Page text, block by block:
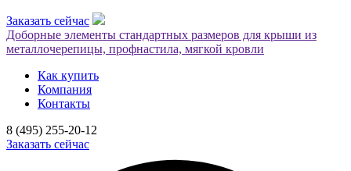
Заказать сейчас
Доборные элементы стандартных размеров для крыши из
металлочерепицы, профнастила, мягкой кровли
Как купить
Компания
Контакты
8 (495) 255-20-12
Заказать сейчас